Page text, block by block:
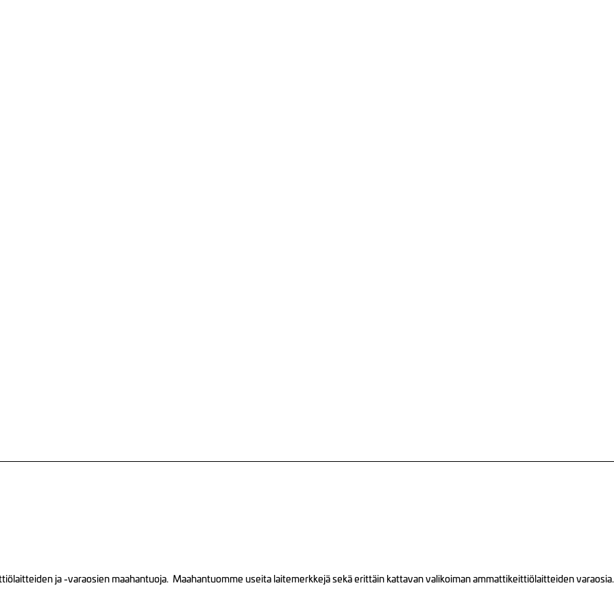
ja -varaosien maahantuoja. Maahantuomme useita laitemerkkejä sekä erittäin kattavan valikoiman ammattikeittiölaitteiden varaosia.